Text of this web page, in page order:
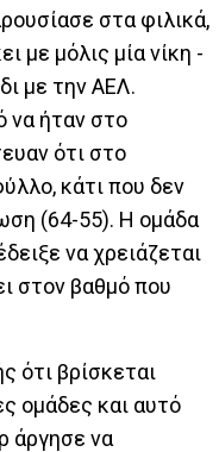
στα φιλικά,
με μόλις μία νίκη -
με την ΑΕΛ.
να ήταν στο
ότι στο
κάτι που δεν
(64-55). Η ομάδα
να χρειάζεται
στον βαθμό που
ότι βρίσκεται
ομάδες και αυτό
άργησε να